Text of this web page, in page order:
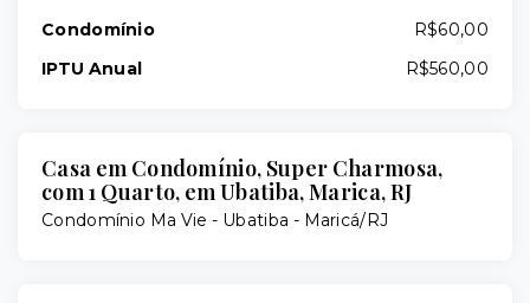
Condomínio
R$60,00
IPTU Anual
R$560,00
Casa em Condomínio, Super Charmosa,
com 1 Quarto, em Ubatiba, Marica, RJ
Condomínio Ma Vie - Ubatiba - Maricá/RJ